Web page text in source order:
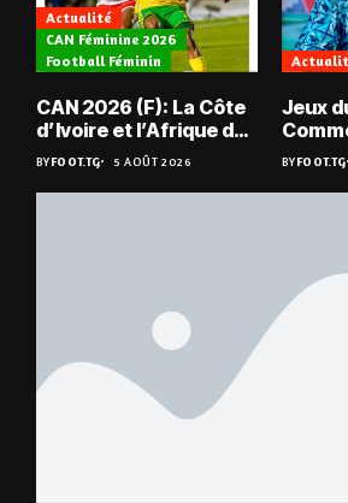
Actualité
CAN Féminine 2026
Football Féminin
CAN 2026 (F): La Côte
d’Ivoire et l’Afrique du
Sud en quarts
BYFOOT.TG 5 AOÛT 2026
Jeux
« Les
BYFOOT.TG